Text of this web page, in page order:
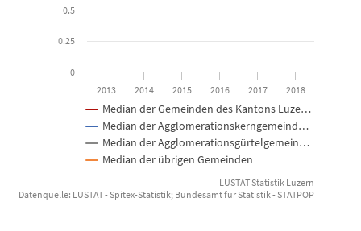
Median der Gemeinden des Kantons Luze…
Median der Agglomerationskerngemeind…
Median der Agglomerationsgürtelgemein…
Median der übrigen Gemeinden
2013 2014 2015 2016 2017 2018
0
0.25
0.5
LUSTAT Statistik Luzern
Datenquelle: LUSTAT - Spitex-Statistik; Bundesamt für Statistik - STATPOP